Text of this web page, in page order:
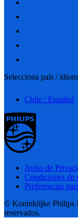
Selecciona país /
Chile / Español
Aviso de
Condiciones de
Preferencias
© Koninklijke Philips
reservados.